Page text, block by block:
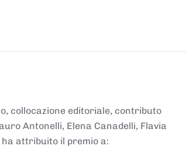
collocazione editoriale, contributo
Antonelli, Elena Canadelli, Flavia
ha attribuito il premio a: